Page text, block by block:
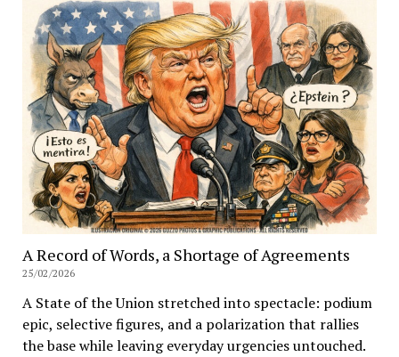
A Record of Words, a Shortage of Agreements
25/02/2026
A State of the Union stretched into spectacle: podium
epic, selective figures, and a polarization that rallies
the base while leaving everyday urgencies untouched.